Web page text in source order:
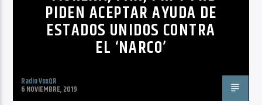
PIDEN ACEPTAR AYUDA DE
ESTADOS UNIDOS CONTRA
EL ‘NARCO’
Radio VoxQR
6 NOVIEMBRE, 2019